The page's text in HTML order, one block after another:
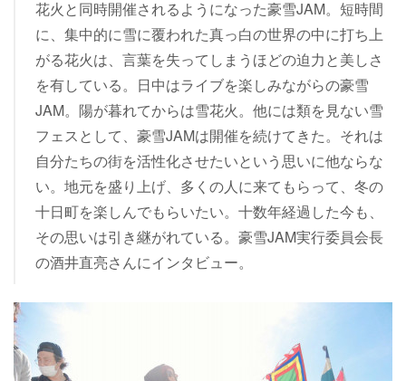
花火と同時開催されるようになった豪雪JAM。短時間
に、集中的に雪に覆われた真っ白の世界の中に打ち上
がる花火は、言葉を失ってしまうほどの迫力と美しさ
を有している。日中はライブを楽しみながらの豪雪
JAM。陽が暮れてからは雪花火。他には類を見ない雪
フェスとして、豪雪JAMは開催を続けてきた。それは
自分たちの街を活性化させたいという思いに他ならな
い。地元を盛り上げ、多くの人に来てもらって、冬の
十日町を楽しんでもらいたい。十数年経過した今も、
その思いは引き継がれている。豪雪JAM実行委員会長
の酒井直亮さんにインタビュー。